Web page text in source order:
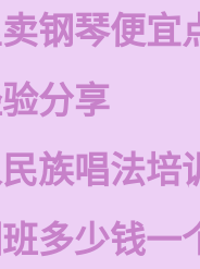
钢琴便宜
分享
族唱法培
多少钱一